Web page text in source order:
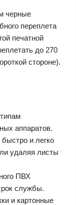
черные
переплета
печатной
до 270
стороне).
аппаратов.
и легко
удаляя листы
ПВХ
службы.
и картонные